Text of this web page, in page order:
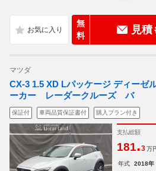
無
料
見
マツダ
CX-3 1.5 XD Lパッケージ ディーゼ
ーカー レーダークルーズ バ
保証付 車両品質保証書付 購入プラン付き
支払総額
181.3 万
年式 2018年